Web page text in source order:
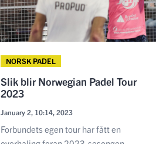
NORSK PADEL
Slik blir Norwegian Padel Tour
2023
January 2, 10:14, 2023
Forbundets egen tour har fått en